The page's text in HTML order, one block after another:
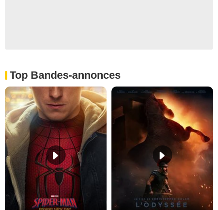
Top Bandes-annonces